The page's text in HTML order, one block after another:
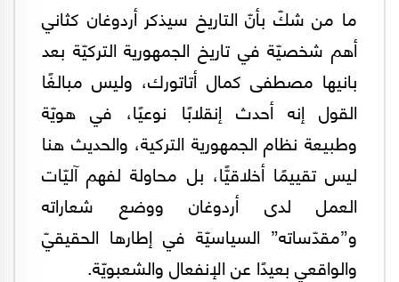
ما من شكّ بأنّ التاريخ سيذكر أردوغان كثاني
أهم شخصيّة في تاريخ الجمهورية التركيّة بعد
بانيها مصطفى كمال أتاتورك، وليس مبالغًا
القول إنه أحدث إنقلابًا نوعيًا، في هويّة
وطبيعة نظام الجمهورية التركية، والحديث هنا
ليس تقييمًا أخلاقيًّا، بل محاولة لفهم آليّات
العمل لدى أردوغان ووضع شعاراته
و”مقدّساته” السياسيّة في إطارها الحقيقيّ
والواقعي بعيدًا عن الإنفعال والشعبويّة.